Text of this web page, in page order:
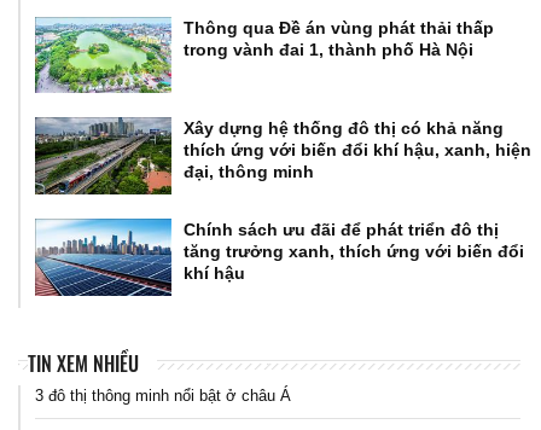
Thông qua Đề án vùng phát thải thấp
trong vành đai 1, thành phố Hà Nội
Xây dựng hệ thống đô thị có khả năng
thích ứng với biến đổi khí hậu, xanh, hiện
đại, thông minh
Chính sách ưu đãi để phát triển đô thị
tăng trưởng xanh, thích ứng với biến đổi
khí hậu
TIN XEM NHIỀU
3 đô thị thông minh nổi bật ở châu Á